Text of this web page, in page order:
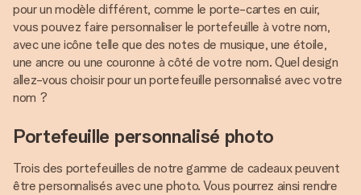
pour un modèle différent, comme le porte-cartes en cuir,
vous pouvez faire personnaliser le portefeuille à votre nom,
avec une icône telle que des notes de musique, une étoile,
une ancre ou une couronne à côté de votre nom. Quel design
allez-vous choisir pour un portefeuille personnalisé avec votre
nom ?
Portefeuille personnalisé photo
Trois des portefeuilles de notre gamme de cadeaux peuvent
être personnalisés avec une photo. Vous pourrez ainsi rendre